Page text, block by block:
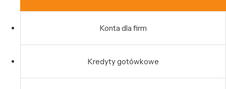
Konta dla firm
Kredyty gotówkowe